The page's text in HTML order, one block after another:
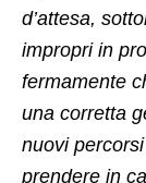
d’attesa,
impropri in
fermamente
una corretta
nuovi
prendere in